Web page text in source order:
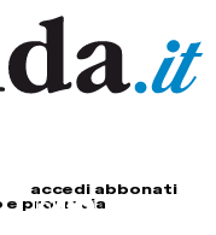
accedi abbonati
e provincia